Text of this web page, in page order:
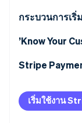
กระบวนการเ
’Know Your
Stripe
เริ่มใช้งาน